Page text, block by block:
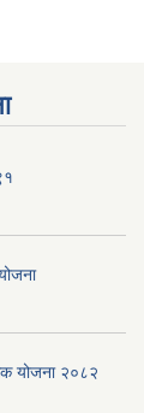
योजना २०८२